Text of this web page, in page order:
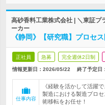
高砂香料工業株式会社 | ＼東証プ
ーカー
《静岡》【研究職】プロセ
正社員 急募 完全週休2日制
情報更新日：2026/05/22 終了予定日：
仕事内容
《経験を活かして活躍
製造における製造プロ
術移転をお任せ！